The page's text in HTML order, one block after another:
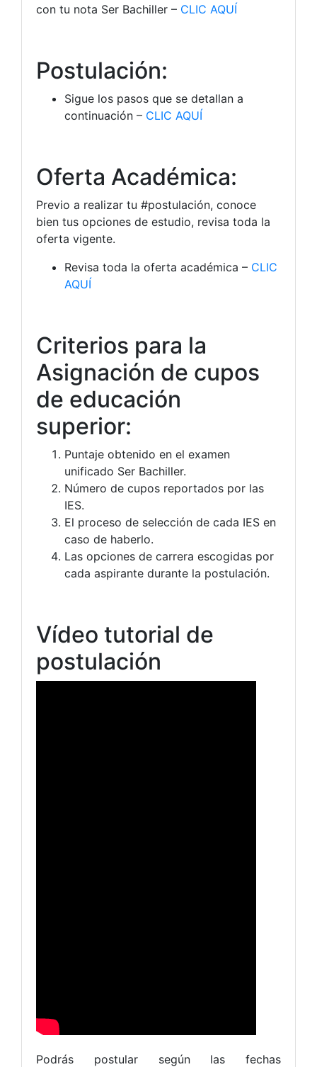
con tu nota Ser Bachiller – CLIC AQUÍ
Postulación:
Sigue los pasos que se detallan a
continuación – CLIC AQUÍ
Oferta Académica:
Previo a realizar tu ‪#‎postulación‬, conoce
bien tus opciones de estudio, revisa toda la
oferta vigente.
Revisa toda la oferta académica – CLIC
AQUÍ
Criterios para la
Asignación de cupos
de educación
superior:
Puntaje obtenido en el examen
unificado Ser Bachiller.
Número de cupos reportados por las
IES.
El proceso de selección de cada IES en
caso de haberlo.
Las opciones de carrera escogidas por
cada aspirante durante la postulación.
Vídeo tutorial de
postulación
Podrás postular según las fechas